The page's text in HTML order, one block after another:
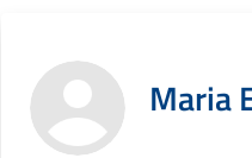
Maria